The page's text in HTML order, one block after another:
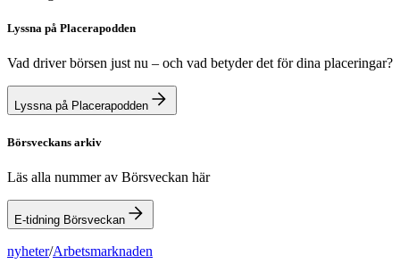
Lyssna på Placerapodden
Vad driver börsen just nu – och vad betyder det för dina placeringar?
Lyssna på Placerapodden
Börsveckans arkiv
Läs alla nummer av Börsveckan här
E-tidning Börsveckan
nyheter/Arbetsmarknaden